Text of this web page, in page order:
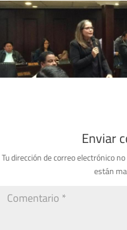
Enviar
Tu dirección de correo electrónico
están